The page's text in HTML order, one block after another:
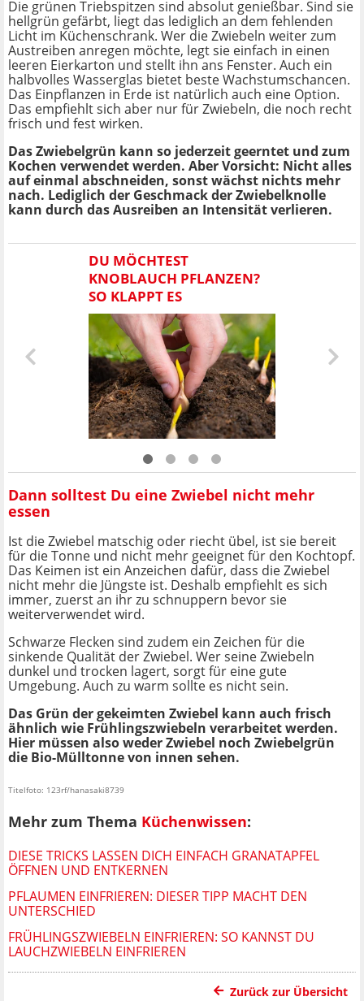
Die grünen Triebspitzen sind absolut genießbar. Sind sie
hellgrün gefärbt, liegt das lediglich an dem fehlenden
Licht im Küchenschrank. Wer die Zwiebeln weiter zum
Austreiben anregen möchte, legt sie einfach in einen
leeren Eierkarton und stellt ihn ans Fenster. Auch ein
halbvolles Wasserglas bietet beste Wachstumschancen.
Das Einpflanzen in Erde ist natürlich auch eine Option.
Das empfiehlt sich aber nur für Zwiebeln, die noch recht
frisch und fest wirken.
Das Zwiebelgrün kann so jederzeit geerntet und zum
Kochen verwendet werden. Aber Vorsicht: Nicht alles
auf einmal abschneiden, sonst wächst nichts mehr
nach. Lediglich der Geschmack der Zwiebelknolle
kann durch das Ausreiben an Intensität verlieren.
DU MÖCHTEST
KNOBLAUCH PFLANZEN?
SO KLAPPT ES
Dann solltest Du eine Zwiebel nicht mehr
essen
Ist die Zwiebel matschig oder riecht übel, ist sie bereit
für die Tonne und nicht mehr geeignet für den Kochtopf.
Das Keimen ist ein Anzeichen dafür, dass die Zwiebel
nicht mehr die Jüngste ist. Deshalb empfiehlt es sich
immer, zuerst an ihr zu schnuppern bevor sie
weiterverwendet wird.
Schwarze Flecken sind zudem ein Zeichen für die
sinkende Qualität der Zwiebel. Wer seine Zwiebeln
dunkel und trocken lagert, sorgt für eine gute
Umgebung. Auch zu warm sollte es nicht sein.
Das Grün der gekeimten Zwiebel kann auch frisch
ähnlich wie Frühlingszwiebeln verarbeitet werden.
Hier müssen also weder Zwiebel noch Zwiebelgrün
die Bio-Mülltonne von innen sehen.
Titelfoto: 123rf/hanasaki8739
Mehr zum Thema Küchenwissen:
DIESE TRICKS LASSEN DICH EINFACH GRANATAPFEL
ÖFFNEN UND ENTKERNEN
PFLAUMEN EINFRIEREN: DIESER TIPP MACHT DEN
UNTERSCHIED
FRÜHLINGSZWIEBELN EINFRIEREN: SO KANNST DU
LAUCHZWIEBELN EINFRIEREN
Zurück zur Übersicht